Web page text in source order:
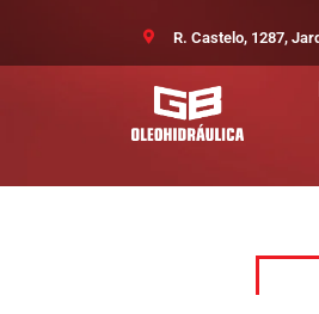
R. Castelo, 1287,